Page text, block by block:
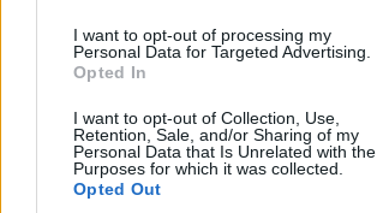
I want to opt-out of processing my
Personal Data for Targeted Advertising.
Opted In
I want to opt-out of Collection, Use,
Retention, Sale, and/or Sharing of my
Personal Data that Is Unrelated with the
Purposes for which it was collected.
Opted Out